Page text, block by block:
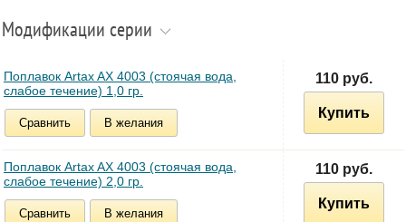
Модификации серии
Поплавок Artax AX 4003 (стоячая вода,
слабое течение) 1,0 гр.
Сравнить В желания
110 руб.
Купить
Поплавок Artax AX 4003 (стоячая вода,
слабое течение) 2,0 гр.
Сравнить В желания
110 руб.
Купить